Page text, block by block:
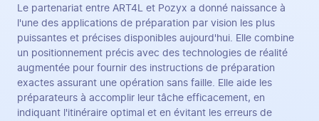
Le partenariat entre ART4L et Pozyx a donné naissance à
l'une des applications de préparation par vision les plus
puissantes et précises disponibles aujourd'hui. Elle combine
un positionnement précis avec des technologies de réalité
augmentée pour fournir des instructions de préparation
exactes assurant une opération sans faille. Elle aide les
préparateurs à accomplir leur tâche efficacement, en
indiquant l'itinéraire optimal et en évitant les erreurs de